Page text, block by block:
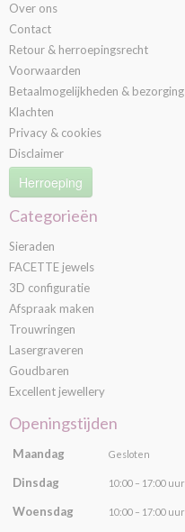
Over ons
Contact
Retour & herroepingsrecht
Voorwaarden
Betaalmogelijkheden & bezorging
Klachten
Privacy & cookies
Disclaimer
Herroeping
Categorieën
Sieraden
FACETTE jewels
3D configuratie
Afspraak maken
Trouwringen
Lasergraveren
Goudbaren
Excellent jewellery
Openingstijden
Maandag Gesloten
Dinsdag 10:00 – 17:00 uur
Woensdag 10:00 – 17:00 uur